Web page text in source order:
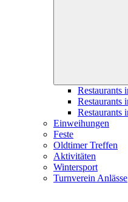
Restaurants
Restaurants
Restaurants
Einweihungen
Feste
Oldtimer Treffen
Aktivitäten
Wintersport
Turnverein Anlässe